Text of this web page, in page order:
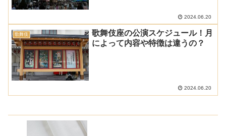
2024.06.20
歌舞伎
歌舞伎座の公演スケジュール！月
によって内容や特徴は違うの？
2024.06.20